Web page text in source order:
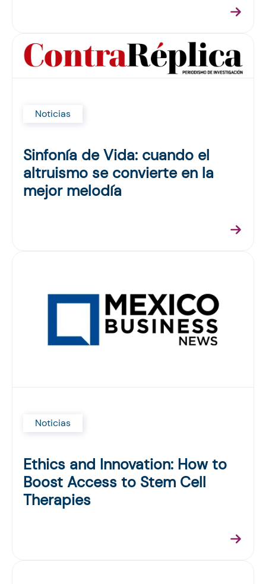
Noticias
Sinfonía de Vida: cuando el
altruismo se convierte en la
mejor melodía
Noticias
Ethics and Innovation: How to
Boost Access to Stem Cell
Therapies